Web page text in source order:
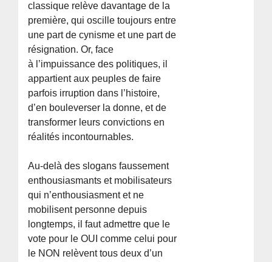
classique relève davantage de la
première, qui oscille toujours entre
une part de cynisme et une part de
résignation. Or, face
à l’impuissance des politiques, il
appartient aux peuples de faire
parfois irruption dans l’histoire,
d’en bouleverser la donne, et de
transformer leurs convictions en
réalités incontournables.
Au-delà des slogans faussement
enthousiasmants et mobilisateurs
qui n’enthousiasment et ne
mobilisent personne depuis
longtemps, il faut admettre que le
vote pour le OUI comme celui pour
le NON relèvent tous deux d’un